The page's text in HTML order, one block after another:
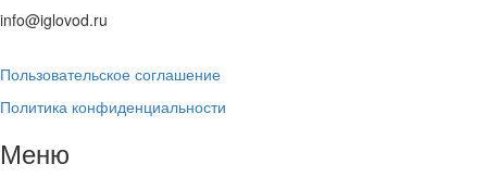
info@iglovod.ru
Пользовательское соглашение
Политика конфиденциальности
Меню